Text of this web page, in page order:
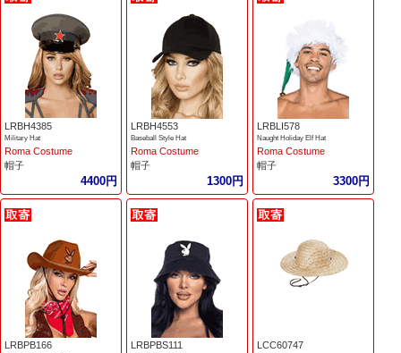
LRBH4385
Military Hat
Roma Costume
帽子
4400円
LRBH4553
Baseball Style Hat
Roma Costume
帽子
1300円
LRBLI578
Naught Holiday Elf Hat
Roma Costume
帽子
3300円
LRBPB166 LRBPBS111 LCC60747